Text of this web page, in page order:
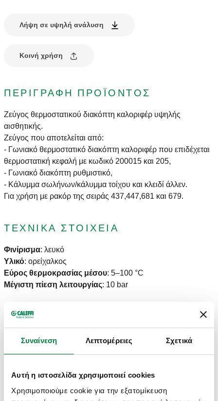
Συναίνεση Λεπτομέρειες Σχετικά
Αυτή η ιστοσελίδα χρησιμοποιεί cookies
Χρησιμοποιούμε cookie για την εξατομίκευση
Λήψη σε υψηλή ανάλυση
Κοινή χρήση
ΠΕΡΙΓΡΑΦΉ ΠΡΟΪΌΝΤΟΣ
Ζεύγος θερμοστατικού διακόπτη καλοριφέρ υψηλής
αισθητικής.
Ζεύγος που αποτελείται από:
- Γωνιακό θερμοστατικό διακόπτη καλοριφέρ που επιδέχεται
θερμοστατική κεφαλή με κωδικό 200015 και 205,
- Γωνιακό διακόπτη ρυθμιστικό,
- Kάλυμμα σωλήνων/κάλυμμα τοίχου και κλειδί άλλεν.
Για χρήση με ρακόρ της σειράς 437,447,681 και 679.
ΤΕΧΝΙΚΆ ΣΤΟΙΧΕΊΑ
Φινίρισμα: λευκό
Υλικό: ορείχαλκος
Εύρος θερμοκρασίας μέσου: 5–100 °C
Μέγιστη πίεση λειτουργίας: 10 bar
ΣΧΈΔΙΑ ΚΑΙ ΠΡΟΔΙΑΓΡΑΦΈΣ
Κωδικός Σύνδεση καλοριφέρ
G 1/2" A (ISO
2,0